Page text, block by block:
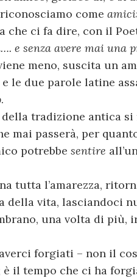
come
che ci fa dire, con il
e senza avere mai una
meno, suscita un
e le due parole latine
.
tradizione antica si
mai passerà, per
potrebbe sentire
tutta l’amarezza,
vita, lasciandoci
una volta di più,
forgiati – non il
è il tempo che ci ha